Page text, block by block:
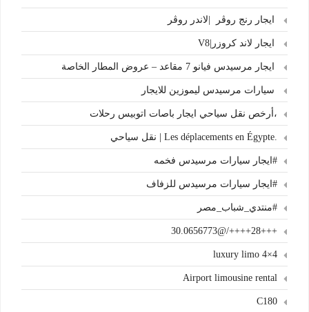
ايجار رنج روڤر |لاندر روڤر
ايجار لاند كروزر|V8
ايجار مرسيدس فيانو 7 مقاعد – عروض المطار الخاصة
سيارات مرسيدس ليموزين للايجار
،أرخص نقل سياحي ايجار باصات اتوبيس رحلات
.Les déplacements en Égypte | نقل سياحي
#ايجار سيارات مرسيدس فخمه
#ايجار سيارات مرسيدس للزفاف
#منتدي_شباب_مصر
+++28++++/@30.0656773
4×4 luxury limo
Airport limousine rental
C180